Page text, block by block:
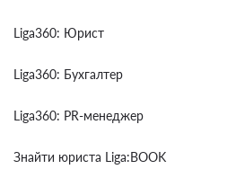
Liga360: Юрист
Liga360: Бухгалтер
Liga360: PR-менеджер
Знайти юриста Liga:BOOK